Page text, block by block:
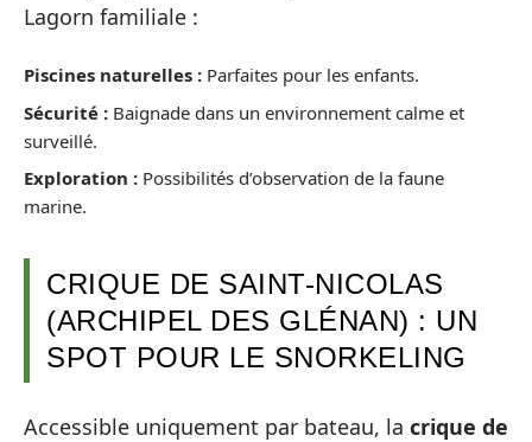
Lagorn familiale :
Piscines naturelles : Parfaites pour les enfants.
Sécurité : Baignade dans un environnement calme et
surveillé.
Exploration : Possibilités d’observation de la faune
marine.
CRIQUE DE SAINT-NICOLAS
(ARCHIPEL DES GLÉNAN) : UN
SPOT POUR LE SNORKELING
Accessible uniquement par bateau, la crique de